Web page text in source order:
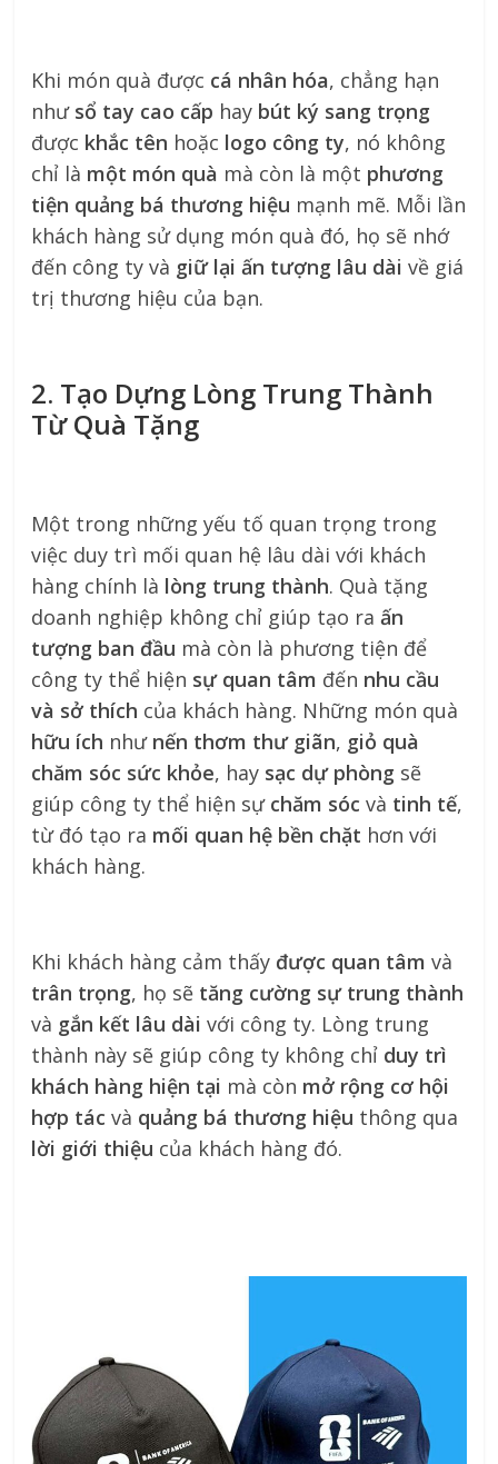
Khi món quà được cá nhân hóa, chẳng hạn
như sổ tay cao cấp hay bút ký sang trọng
được khắc tên hoặc logo công ty, nó không
chỉ là một món quà mà còn là một phương
tiện quảng bá thương hiệu mạnh mẽ. Mỗi lần
khách hàng sử dụng món quà đó, họ sẽ nhớ
đến công ty và giữ lại ấn tượng lâu dài về giá
trị thương hiệu của bạn.
2. Tạo Dựng Lòng Trung Thành
Từ Quà Tặng
Một trong những yếu tố quan trọng trong
việc duy trì mối quan hệ lâu dài với khách
hàng chính là lòng trung thành. Quà tặng
doanh nghiệp không chỉ giúp tạo raấn
tượng ban đầu mà còn là phương tiện để
công ty thể hiện sự quan tâm đến nhu cầu
và sở thích của khách hàng. Những món quà
hữu ích như nến thơm thư giãn, giỏ quà
chăm sóc sức khỏe, hay sạc dự phòng sẽ
giúp công ty thể hiện sự chăm sóc và tinh tế,
từ đó tạo ra mối quan hệ bền chặt hơn với
khách hàng.
Khi khách hàng cảm thấy được quan tâm và
trân trọng, họ sẽ tăng cường sự trung thành
và gắn kết lâu dài với công ty. Lòng trung
thành này sẽ giúp công ty không chỉ duy trì
khách hàng hiện tại mà còn mở rộng cơ hội
hợp tác và quảng bá thương hiệu thông qua
lời giới thiệu của khách hàng đó.